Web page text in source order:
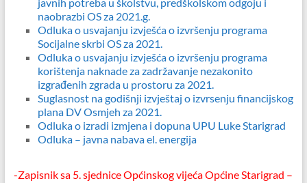
naobrazbi OS za 2021.g.
Odluka o usvajanju izvješća o izvršenju programa
Socijalne skrbi OS za 2021.
Odluka o usvajanju izvješća o izvršenju programa
korištenja naknade za zadržavanje nezakonito
izgrađenih zgrada u prostoru za 2021.
Suglasnost na godišnji izvještaj o izvrsenju financijskog
plana DV Osmjeh za 2021.
Odluka o izradi izmjena i dopuna UPU Luke Starigrad
Odluka – javna nabava el. energija
-Zapisnik sa 5. sjednice Općinskog vijeća Općine Starigrad –